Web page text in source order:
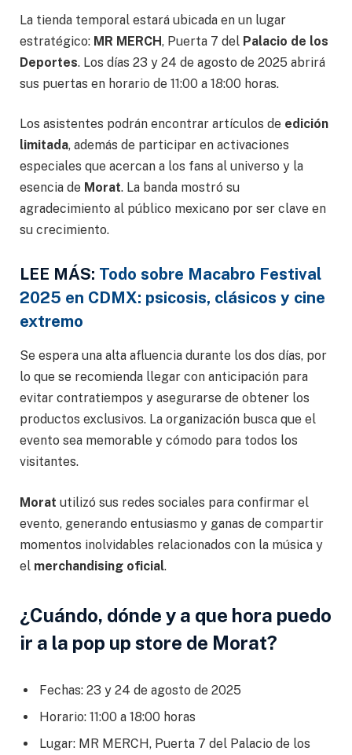
La tienda temporal estará ubicada en un lugar
estratégico: MR MERCH, Puerta 7 del Palacio de los
Deportes. Los días 23 y 24 de agosto de 2025 abrirá
sus puertas en horario de 11:00 a 18:00 horas.
Los asistentes podrán encontrar artículos de edición
limitada, además de participar en activaciones
especiales que acercan a los fans al universo y la
esencia de Morat. La banda mostró su
agradecimiento al público mexicano por ser clave en
su crecimiento.
LEE MÁS: Todo sobre Macabro Festival
2025 en CDMX: psicosis, clásicos y cine
extremo
Se espera una alta afluencia durante los dos días, por
lo que se recomienda llegar con anticipación para
evitar contratiempos y asegurarse de obtener los
productos exclusivos. La organización busca que el
evento sea memorable y cómodo para todos los
visitantes.
Morat utilizó sus redes sociales para confirmar el
evento, generando entusiasmo y ganas de compartir
momentos inolvidables relacionados con la música y
el merchandising oficial.
¿Cuándo, dónde y a que hora puedo
ir a la pop up store de Morat?
Fechas: 23 y 24 de agosto de 2025
Horario: 11:00 a 18:00 horas
Lugar: MR MERCH, Puerta 7 del Palacio de los